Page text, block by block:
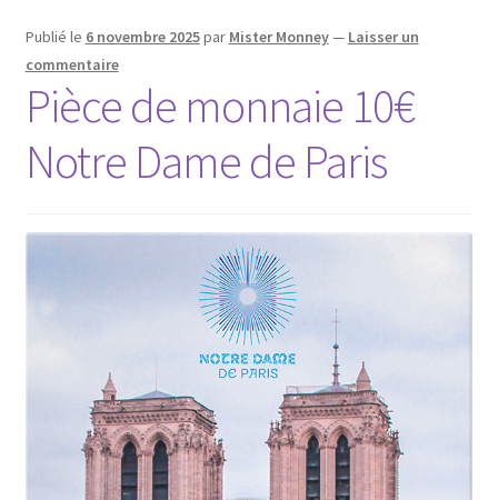
Publié le 6 novembre 2025par Mister Monney— Laisser un
commentaire
Pièce de monnaie 10€
Notre Dame de Paris